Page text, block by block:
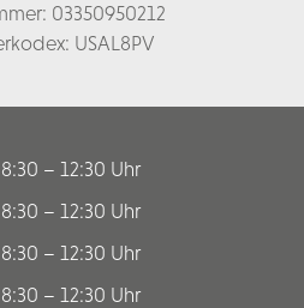
03350950212
USAL8PV
8:30 – 12:30 Uhr
8:30 – 12:30 Uhr
8:30 – 12:30 Uhr
8:30 – 12:30 Uhr